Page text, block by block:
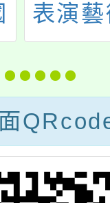
表演
中國
辦之「
進劇
戲篇
章，